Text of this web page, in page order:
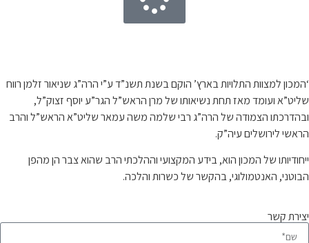
‘המכון למצוות התלויות בארץ’ הוקם בשנת תשנ”ד ע”י הרה”ג שניאור זלמן רווח
שליט”א ועומד מאז תחת נשיאותו של מרן הראש”ל הגר”ע יוסף זצוק”ל,
ובהדרכתו הצמודה של הרה”ג רבי שלמה משה עמאר שליט”א הראש”ל והרב
הראשי לירושלים עיה”ק.
ייחודיותו של המכון הוא, בידע המקצועי וההלכתי הרב שהוא צבר הן מהפן
הבוטני, האנטמולוגי, בהקשר של כשרות והלכה.
יצירת קשר